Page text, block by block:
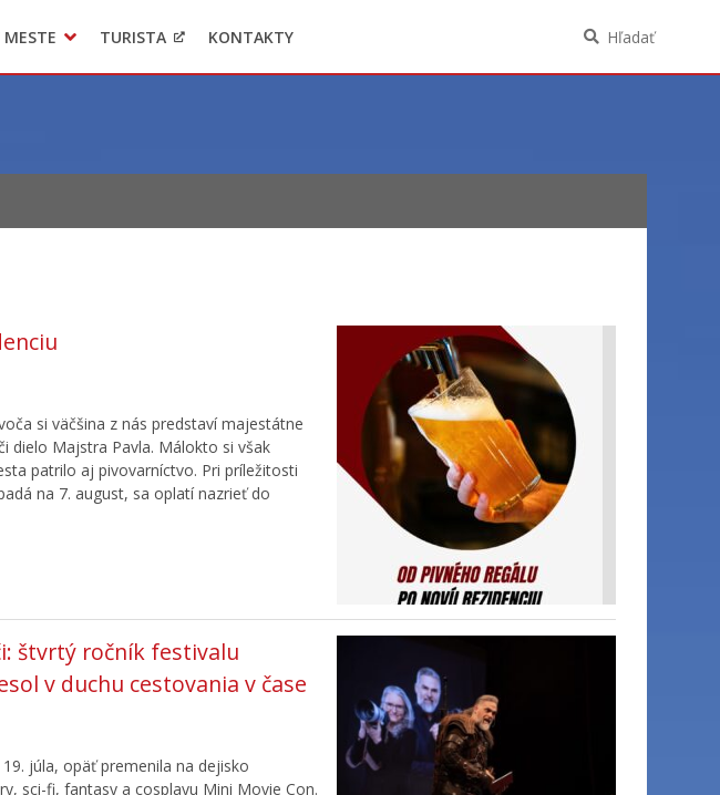
mesto
majetkových pomerov verejného funkcionára
kontrolóra mesta Levoča
TURISTA KONTAKTY Hľadať
si väčšina z nás predstaví majestátne
dielo Majstra Pavla. Málokto si však
patrilo aj pivovarníctvo. Pri príležitosti
na 7. august, sa oplatí nazrieť do
štvrtý ročník festivalu
v duchu cestovania v čase
júla, opäť premenila na dejisko
sci-fi, fantasy a cosplayu Mini Movie Con.